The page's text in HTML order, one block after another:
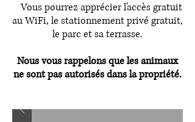
Vous pourrez apprécier l'accès gratuit
au WiFi, le stationnement privé gratuit,
le parc et sa terrasse.
Nous vous rappelons que les animaux
ne sont pas autorisés dans la propriété.